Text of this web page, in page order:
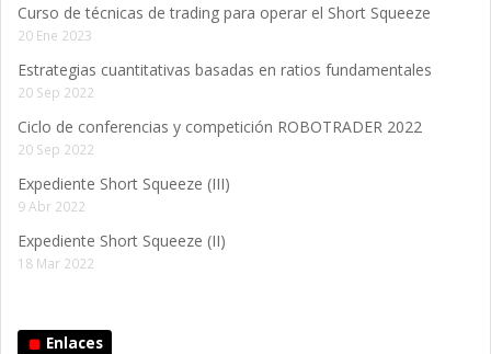
Curso de técnicas de trading para operar el Short Squeeze
20 Ene 2023
Estrategias cuantitativas basadas en ratios fundamentales
20 Sep 2022
Ciclo de conferencias y competición ROBOTRADER 2022
20 Sep 2022
Expediente Short Squeeze (III)
9 Abr 2022
Expediente Short Squeeze (II)
18 Mar 2022
Enlaces